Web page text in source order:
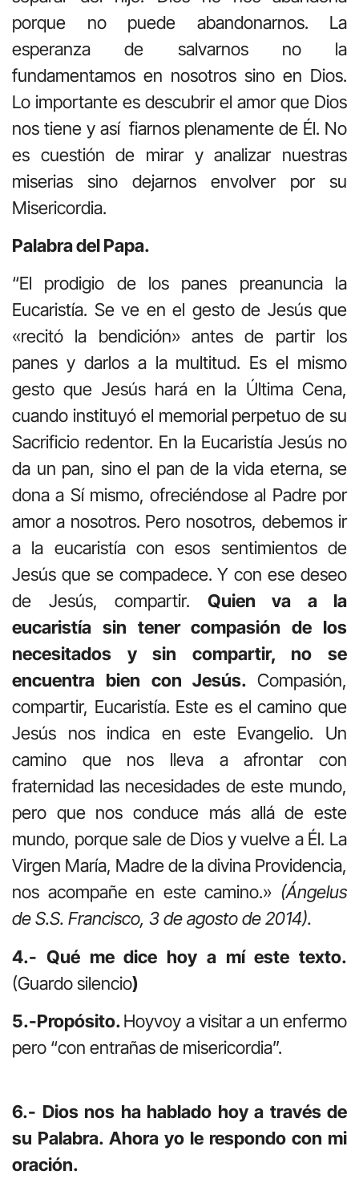
porque no puede abandonarnos. La
esperanza de salvarnos no la
fundamentamos en nosotros sino en Dios.
Lo importante es descubrir el amor que Dios
nos tiene y así fiarnos plenamente de Él. No
es cuestión de mirar y analizar nuestras
miserias sino dejarnos envolver por su
Misericordia.
Palabra del Papa.
“El prodigio de los panes preanuncia la
Eucaristía. Se ve en el gesto de Jesús que
«recitó la bendición» antes de partir los
panes y darlos a la multitud. Es el mismo
gesto que Jesús hará en la Última Cena,
cuando instituyó el memorial perpetuo de su
Sacrificio redentor. En la Eucaristía Jesús no
da un pan, sino el pan de la vida eterna, se
dona a Sí mismo, ofreciéndose al Padre por
amor a nosotros. Pero nosotros, debemos ir
a la eucaristía con esos sentimientos de
Jesús que se compadece. Y con ese deseo
de Jesús, compartir. Quien va a la
eucaristía sin tener compasión de los
necesitados y sin compartir, no se
encuentra bien con Jesús. Compasión,
compartir, Eucaristía. Este es el camino que
Jesús nos indica en este Evangelio. Un
camino que nos lleva a afrontar con
fraternidad las necesidades de este mundo,
pero que nos conduce más allá de este
mundo, porque sale de Dios y vuelve a Él. La
Virgen María, Madre de la divina Providencia,
nos acompañe en este camino.» (Ángelus
de S.S. Francisco, 3 de agosto de 2014).
4.- Qué me dice hoy a mí este texto.
(Guardo silencio)
5.-Propósito.Hoyvoy a visitar a un enfermo
pero “con entrañas de misericordia”.
6.- Dios nos ha hablado hoy a través de
su Palabra. Ahora yo le respondo con mi
oración.